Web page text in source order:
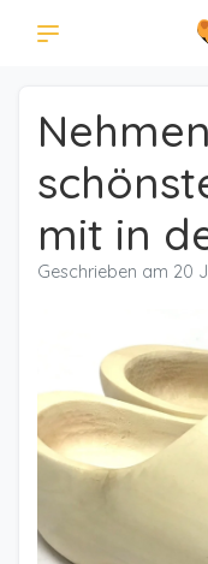
mit in
Geschrieben am 20